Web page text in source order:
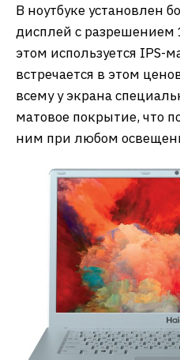
В ноутбуке установлен
дисплей с разрешением
этом используется IPS-
встречается в этом
всему у экрана
матовое покрытие, что
ним при любом